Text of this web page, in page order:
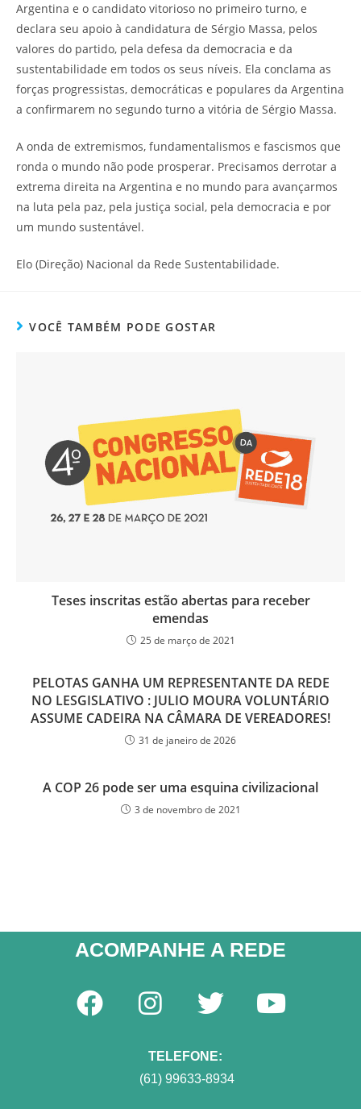
Argentina e o candidato vitorioso no primeiro turno, e
declara seu apoio à candidatura de Sérgio Massa, pelos
valores do partido, pela defesa da democracia e da
sustentabilidade em todos os seus níveis. Ela conclama as
forças progressistas, democráticas e populares da Argentina
a confirmarem no segundo turno a vitória de Sérgio Massa.
A onda de extremismos, fundamentalismos e fascismos que
ronda o mundo não pode prosperar. Precisamos derrotar a
extrema direita na Argentina e no mundo para avançarmos
na luta pela paz, pela justiça social, pela democracia e por
um mundo sustentável.
Elo (Direção) Nacional da Rede Sustentabilidade.
VOCÊ TAMBÉM PODE GOSTAR
Teses inscritas estão abertas para receber
emendas
25 de março de 2021
PELOTAS GANHA UM REPRESENTANTE DA REDE
NO LESGISLATIVO : JULIO MOURA VOLUNTÁRIO
ASSUME CADEIRA NA CÂMARA DE VEREADORES!
31 de janeiro de 2026
A COP 26 pode ser uma esquina civilizacional
3 de novembro de 2021
ACOMPANHE A REDE​
TELEFONE:
(61) 99633-8934